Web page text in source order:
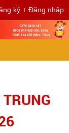
ký Đăng nhập